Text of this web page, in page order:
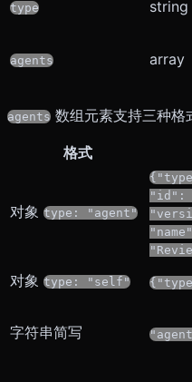
type string
agents array
agents 数组元素支持三种格
格式
对象 type: "agent"
"id":
对象 type: "self"
字符串简写